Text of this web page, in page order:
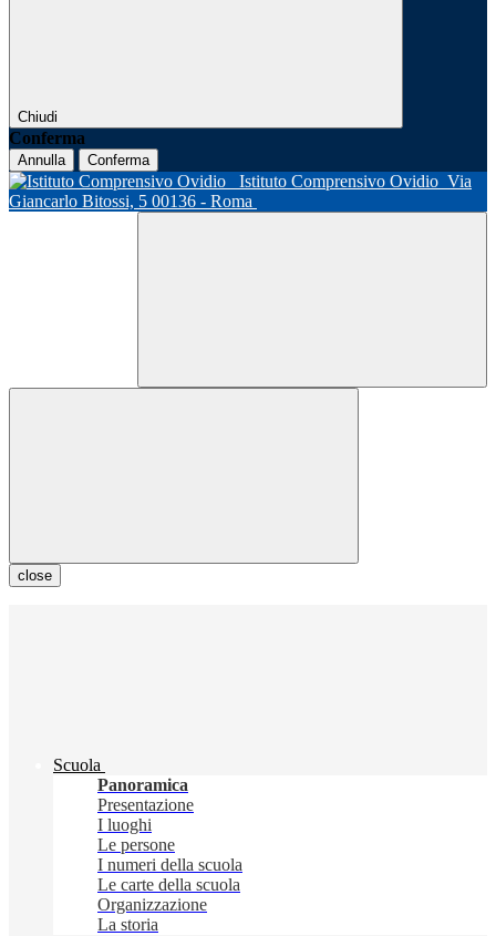
Chiudi
Conferma
Annulla Conferma
Istituto Comprensivo Ovidio Via
Giancarlo Bitossi, 5 00136 - Roma
close
Scuola
Panoramica
Presentazione
I luoghi
Le persone
I numeri della scuola
Le carte della scuola
Organizzazione
La storia